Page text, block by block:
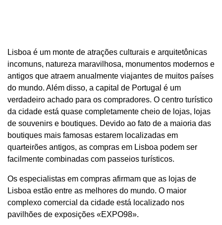
Lisboa é um monte de atrações culturais e arquitetônicas
incomuns, natureza maravilhosa, monumentos modernos e
antigos que atraem anualmente viajantes de muitos países
do mundo. Além disso, a capital de Portugal é um
verdadeiro achado para os compradores. O centro turístico
da cidade está quase completamente cheio de lojas, lojas
de souvenirs e boutiques. Devido ao fato de a maioria das
boutiques mais famosas estarem localizadas em
quarteirões antigos, as compras em Lisboa podem ser
facilmente combinadas com passeios turísticos.
Os especialistas em compras afirmam que as lojas de
Lisboa estão entre as melhores do mundo. O maior
complexo comercial da cidade está localizado nos
pavilhões de exposições «EXPO98».